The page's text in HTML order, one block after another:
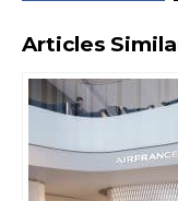
Articles